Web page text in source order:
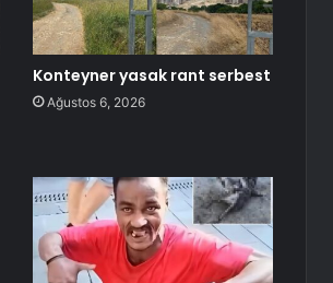
Konteyner yasak rant serbest
Ağustos 6, 2026